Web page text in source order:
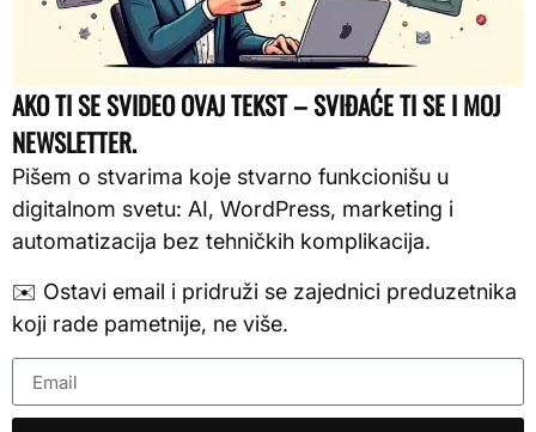
AKO TI SE SVIDEO OVAJ TEKST – SVIĐAĆE TI SE I MOJ
NEWSLETTER.
Pišem o stvarima koje stvarno funkcionišu u
digitalnom svetu: AI, WordPress, marketing i
automatizacija bez tehničkih komplikacija.
✉️ Ostavi email i pridruži se zajednici preduzetnika
koji rade pametnije, ne više.